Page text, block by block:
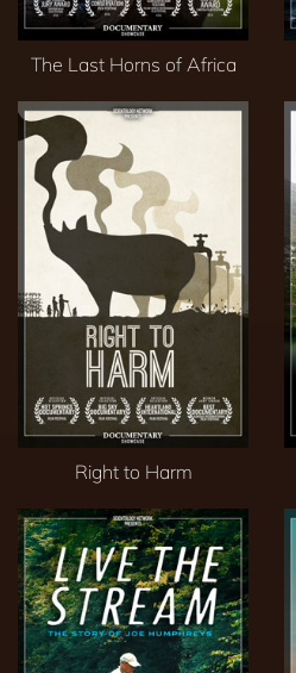
The Last Horns of Africa
Right to Harm